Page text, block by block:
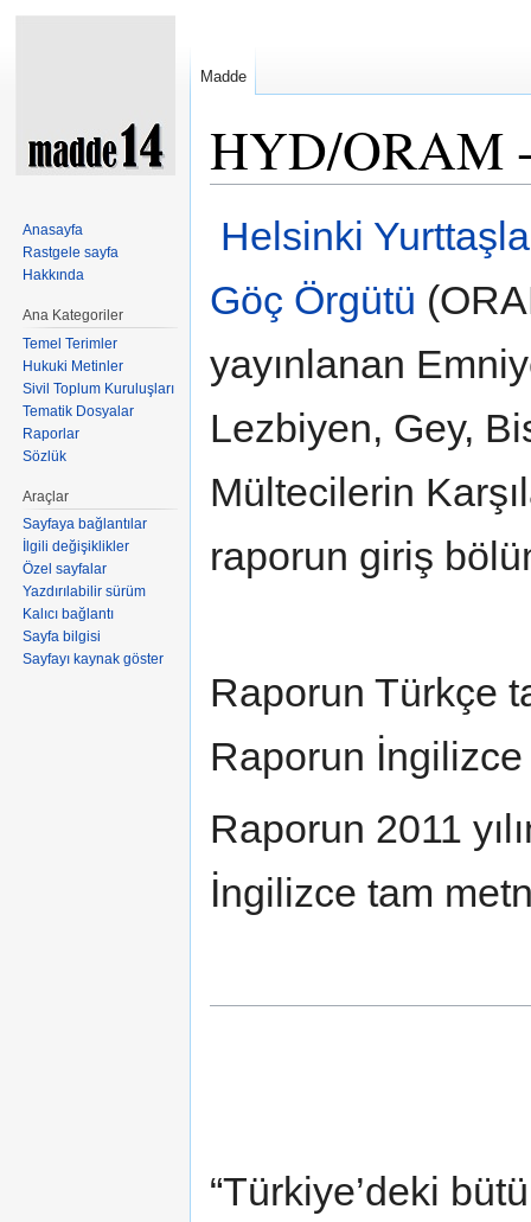
HYD/ORAM -
Helsinki
Göç Örgütü
yayınlanan
Lezbiyen, Gey,
Mültecilerin
raporun giriş
Raporun Türkçe
Raporun
Raporun 2011
İngilizce tam
“Türkiye’deki
Madde
Anasayfa
Rastgele sayfa
Hakkında
Ana Kategoriler
Temel Terimler
Hukuki Metinler
Sivil Toplum Kuruluşları
Tematik Dosyalar
Raporlar
Sözlük
Araçlar
Sayfaya bağlantılar
İlgili değişiklikler
Özel sayfalar
Yazdırılabilir sürüm
Kalıcı bağlantı
Sayfa bilgisi
Sayfayı kaynak göster